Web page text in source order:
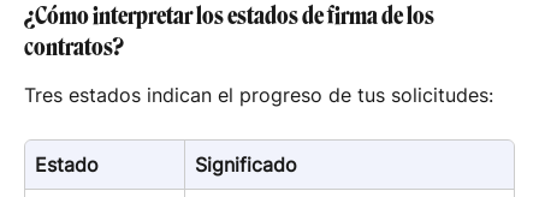
¿Cómo interpretar los estados de firma de los
contratos?
Tres estados indican el progreso de tus solicitudes:
Estado Significado